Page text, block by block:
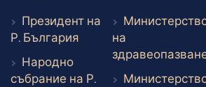
Президент на
Р. България Външен линк
Народно
събрание на Р.
на
Външен линк